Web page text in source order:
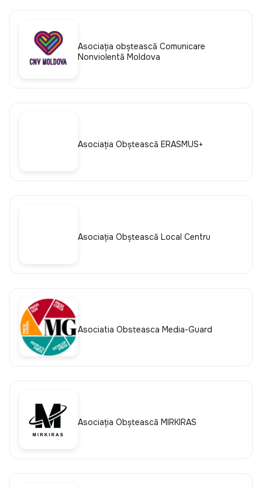
Asociaţia obştească Comunicare
Nonviolentă Moldova
Asociația Obștească ERASMUS+
Asociația Obștească Local Centru
Asociatia Obsteasca Media-Guard
Asociaţia Obştească MIRKIRAS